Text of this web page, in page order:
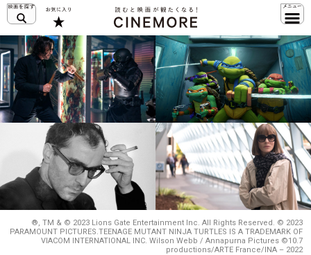
®, TM & © 2023 Lions Gate Entertainment Inc. All Rights Reserved. © 2023
PARAMOUNT PICTURES.TEENAGE MUTANT NINJA TURTLES IS A TRADEMARK OF
VIACOM INTERNATIONAL INC. Wilson Webb / Annapurna Pictures ©10.7
productions/ARTE France/INA – 2022